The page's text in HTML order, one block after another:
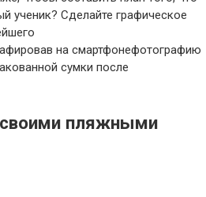
ученик? Сделайте графическое
на смартфонефотографию
сумки после
пляжными